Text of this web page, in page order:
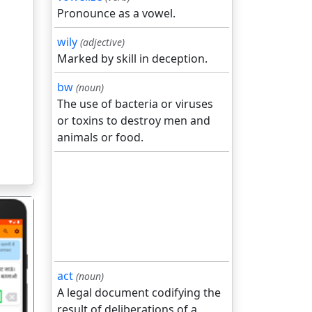
Pronounce as a vowel.
wily (adjective)
Marked by skill in deception.
bw (noun)
The use of bacteria or viruses
or toxins to destroy men and
animals or food.
act (noun)
A legal document codifying the